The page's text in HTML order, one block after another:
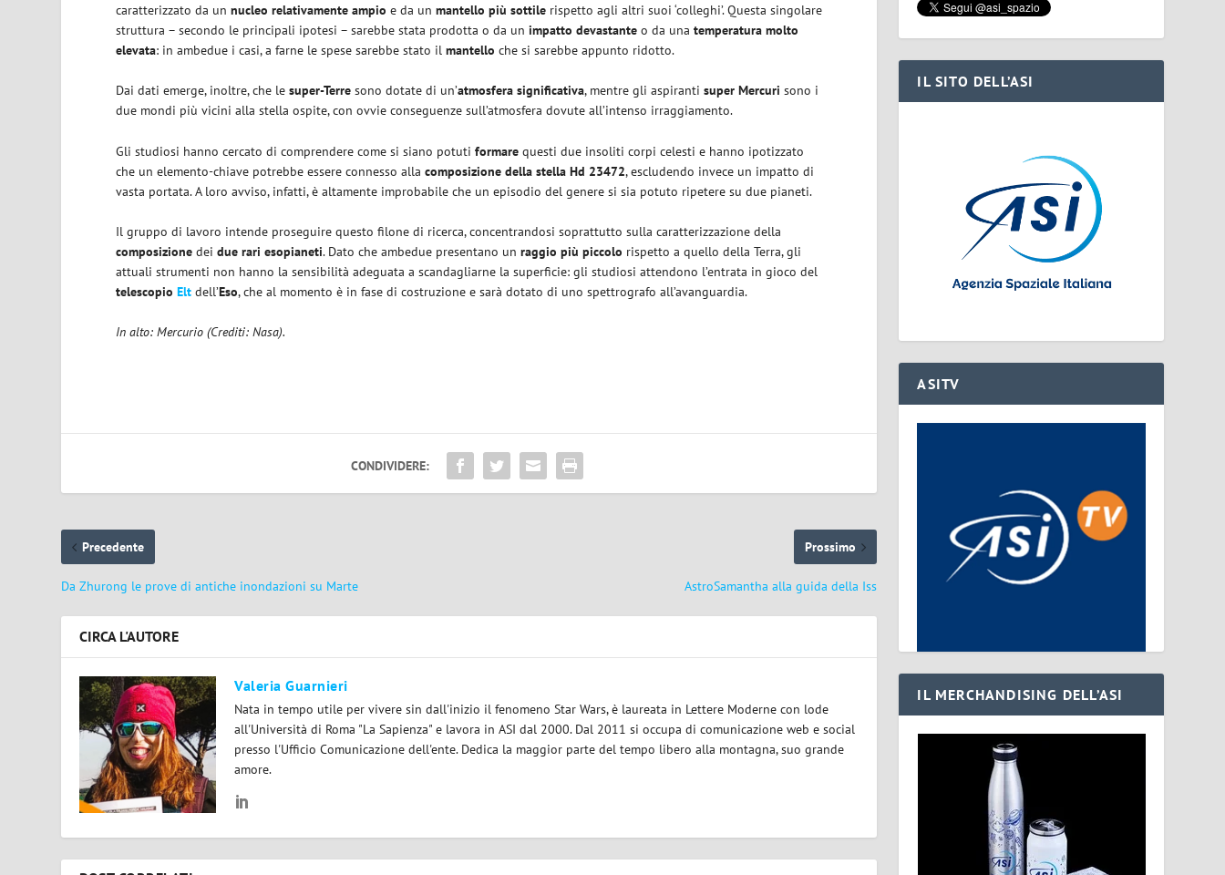
caratterizzato da unnucleo relativamente ampio e da unmantello più sottile rispetto agli altri suoi ‘colleghi’. Questa singolare
struttura – secondo le principali ipotesi – sarebbe stata prodotta o da unimpatto devastante o da unatemperatura molto
elevata: in ambedue i casi, a farne le spese sarebbe stato il mantello che si sarebbe appunto ridotto.
Dai dati emerge, inoltre, che le super-Terre sono dotate di un’atmosfera significativa, mentre gli aspiranti super Mercuri sono i
due mondi più vicini alla stella ospite, con ovvie conseguenze sull’atmosfera dovute all’intenso irraggiamento.
Gli studiosi hanno cercato di comprendere come si siano potutiformare questi due insoliti corpi celesti e hanno ipotizzato
che un elemento-chiave potrebbe essere connesso allacomposizione della stella Hd 23472, escludendo invece un impatto di
vasta portata. A loro avviso, infatti, è altamente improbabile che un episodio del genere si sia potuto ripetere su due pianeti.
Il gruppo di lavoro intende proseguire questo filone di ricerca, concentrandosi soprattutto sulla caratterizzazione della
composizione deidue rari esopianeti. Dato che ambedue presentano unraggio più piccolo rispetto a quello della Terra, gli
attuali strumenti non hanno la sensibilità adeguata a scandagliarne la superficie: gli studiosi attendono l’entrata in gioco del
telescopioElt dell’Eso, che al momento è in fase di costruzione e sarà dotato di uno spettrografo all’avanguardia.
In alto: Mercurio (Crediti: Nasa).
CONDIVIDERE:
Precedente
Da Zhurong le prove di antiche inondazioni su Marte
Prossimo
AstroSamantha alla guida della Iss
CIRCA L'AUTORE
Valeria Guarnieri
Nata in tempo utile per vivere sin dall'inizio il fenomeno Star Wars, è laureata in Lettere Moderne con lode
all'Università di Roma "La Sapienza" e lavora in ASI dal 2000. Dal 2011 si occupa di comunicazione web e social
presso l'Ufficio Comunicazione dell'ente. Dedica la maggior parte del tempo libero alla montagna, suo grande
amore.
IL SITO DELL’ASI
ASITV
IL MERCHANDISING DELL’ASI